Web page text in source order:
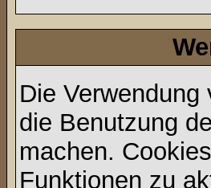
Die
die Benutzung
machen.
Funktionen zu